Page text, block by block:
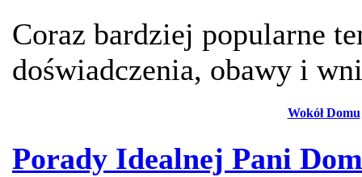
Coraz bardziej popularne
doświadczenia, obawy i
Wokół Domu
Porady Idealnej Pani